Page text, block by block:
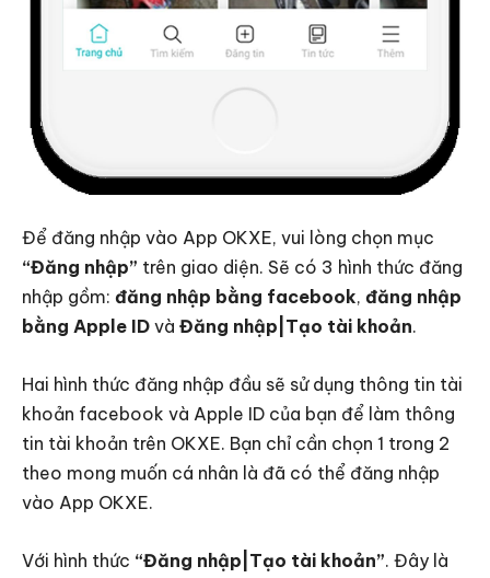
Để đăng nhập vào App OKXE, vui lòng chọn mục
“Đăng nhập” trên giao diện. Sẽ có 3 hình thức đăng
nhập gồm: đăng nhập bằng facebook, đăng nhập
bằng Apple ID và Đăng nhập|Tạo tài khoản.
Hai hình thức đăng nhập đầu sẽ sử dụng thông tin tài
khoản facebook và Apple ID của bạn để làm thông
tin tài khoản trên OKXE. Bạn chỉ cần chọn 1 trong 2
theo mong muốn cá nhân là đã có thể đăng nhập
vào App OKXE.
Với hình thức “Đăng nhập|Tạo tài khoản”. Đây là